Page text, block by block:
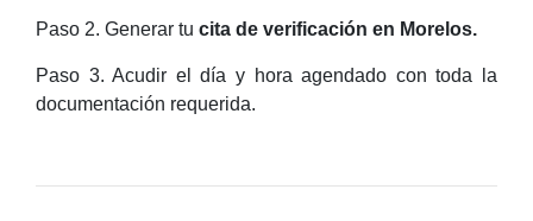
Paso 2. Generar tu cita de verificación en Morelos.
Paso 3. Acudir el día y hora agendado con toda la
documentación requerida.